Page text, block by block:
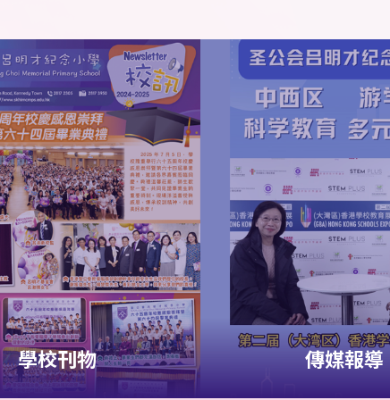
學校刊物 傳媒報導